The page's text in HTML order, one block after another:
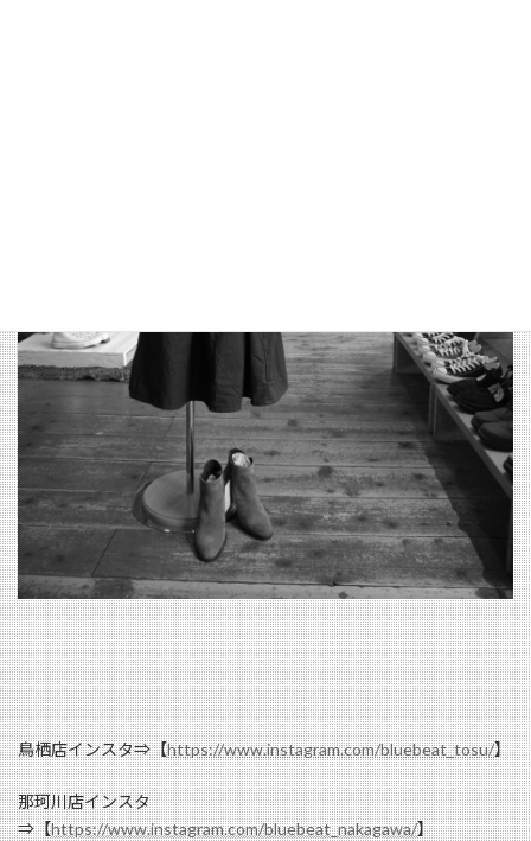
鳥栖店インスタ⇒【https://www.instagram.com/bluebeat_tosu/】
那珂川店インスタ
⇒【https://www.instagram.com/bluebeat_nakagawa/】